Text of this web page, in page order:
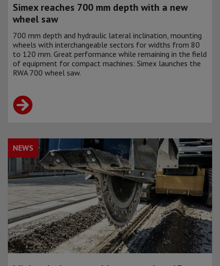
Simex reaches 700 mm depth with a new
wheel saw
700 mm depth and hydraulic lateral inclination, mounting
wheels with interchangeable sectors for widths from 80
to 120 mm. Great performance while remaining in the field
of equipment for compact machines: Simex launches the
RWA 700 wheel saw.
NEWS